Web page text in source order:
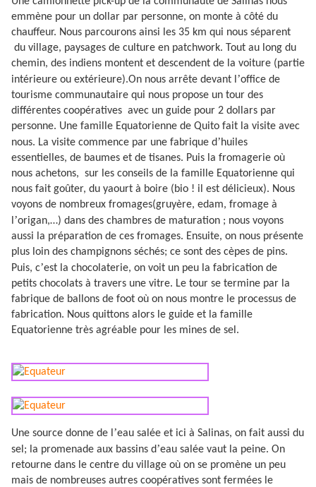
emmène pour un dollar par personne, on monte à côté du
chauffeur. Nous parcourons ainsi les 35 km qui nous séparent
du village, paysages de culture en patchwork. Tout au long du
chemin, des indiens montent et descendent de la voiture (partie
intérieure ou extérieure).On nous arrête devant l ’office de
tourisme communautaire qui nous propose un tour des
différentes coopératives avec un guide pour 2 dollars par
personne. Une famille Equatorienne de Quito fait la visite avec
nous. La visite commence par une fabrique d’huiles
essentielles, de baumes et de tisanes. Puis la fromagerie où
nous achetons, sur les conseils de la famille Equatorienne qui
nous fait goûter, du yaourt à boire (bio ! il est délicieux). Nous
voyons de nombreux fromages(gruyère, edam, fromage à
’origan,…) dans des chambres de maturation ; nous voyons
aussi la préparation de ces fromages. Ensuite, on nous présente
plus loin des champignons séchés; ce sont des cèpes de pins.
Puis, c’est la chocolaterie, on voit un peu la fabrication de
petits chocolats à travers une vitre. Le tour se termine par la
fabrique de ballons de foot où on nous montre le processus de
fabrication. Nous quittons alors le guide et la famille
Equatorienne très agréable pour les mines de sel.
Une source donne de l ’eau salée et ici à Salinas, on fait aussi du
sel; la promenade aux bassins d’eau salée vaut la peine. On
retourne dans le centre du village où on se promène un peu
mais de nombreuses autres coopératives sont fermées le